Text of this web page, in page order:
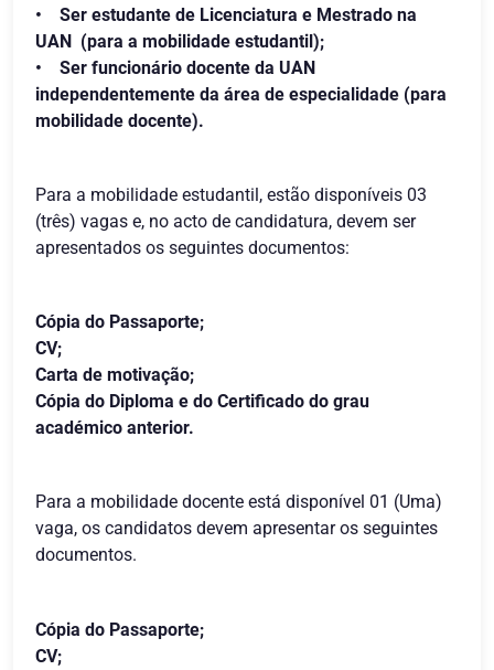
• Ser estudante de Licenciatura e Mestrado na
UAN (para a mobilidade estudantil);
• Ser funcionário docente da UAN
independentemente da área de especialidade (para
mobilidade docente).
Para a mobilidade estudantil, estão disponíveis 03
(três) vagas e, no acto de candidatura, devem ser
apresentados os seguintes documentos:
Cópia do Passaporte;
CV;
Carta de motivação;
Cópia do Diploma e do Certificado do grau
académico anterior.
Para a mobilidade docente está disponível 01 (Uma)
vaga, os candidatos devem apresentar os seguintes
documentos.
Cópia do Passaporte;
CV;